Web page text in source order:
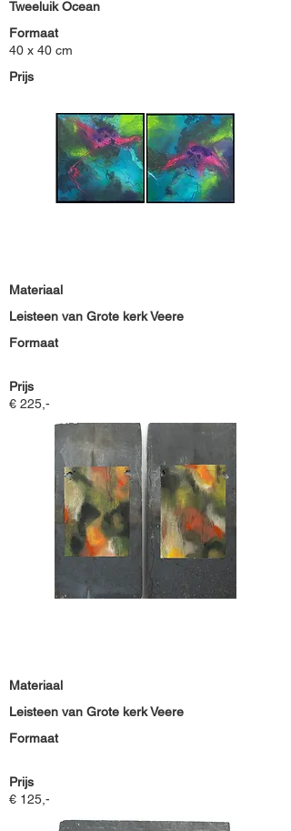
Tweeluik Ocean
Formaat
40 x 40 cm
Prijs
Materiaal
Leisteen van Grote kerk Veere
Formaat
Prijs
€ 225,-
Materiaal
Leisteen van Grote kerk Veere
Formaat
Prijs
€ 125,-